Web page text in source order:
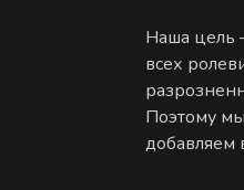
Наша цель
всех
Поэтому
добавляем